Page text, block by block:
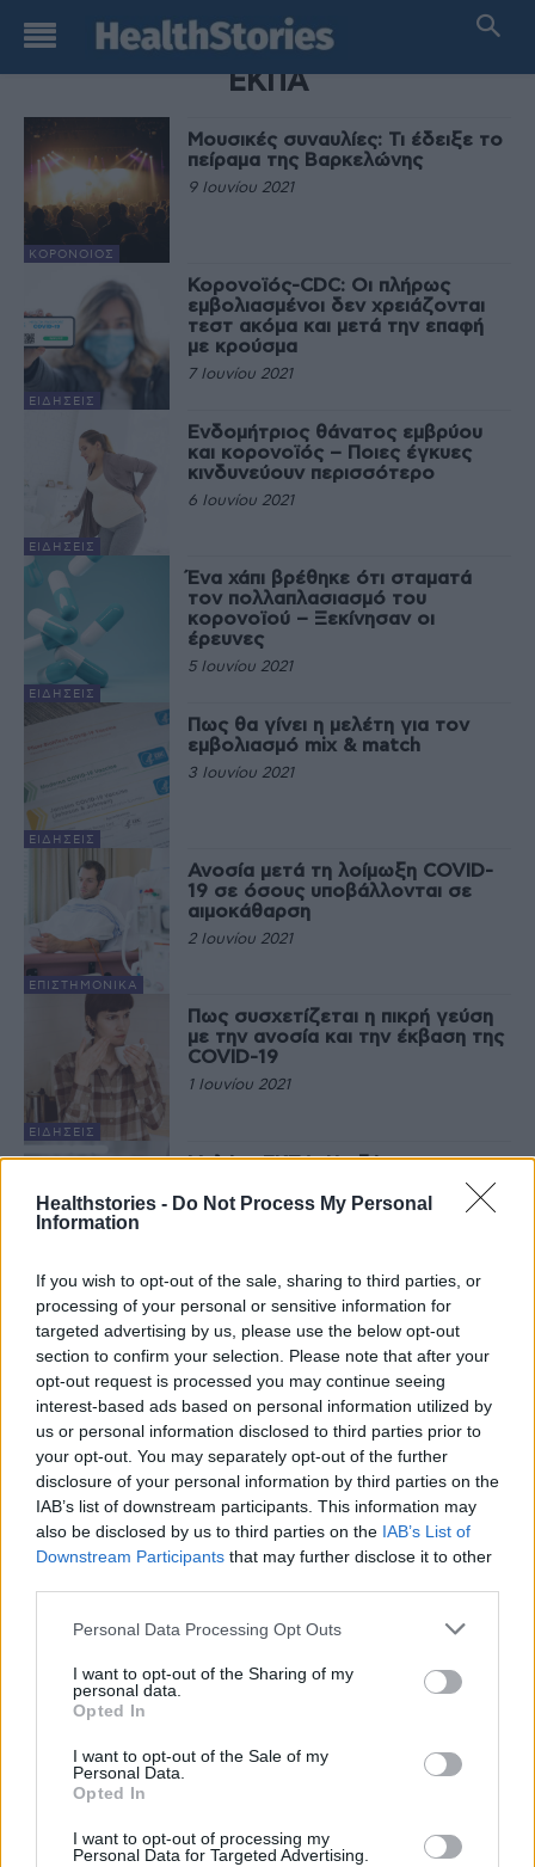
Healthstories - Do Not Process My Personal
Information
If you wish to opt-out of the sale, sharing to third parties, or
processing of your personal or sensitive information for
targeted advertising by us, please use the below opt-out
section to confirm your selection. Please note that after your
opt-out request is processed you may continue seeing
interest-based ads based on personal information utilized by
us or personal information disclosed to third parties prior to
your opt-out. You may separately opt-out of the further
disclosure of your personal information by third parties on the
IAB’s list of downstream participants. This information may
also be disclosed by us to third parties on the IAB’s List of
Downstream Participants that may further disclose it to other
Personal Data Processing Opt Outs
I want to opt-out of the Sharing of my
personal data.
Opted In
I want to opt-out of the Sale of my
Personal Data.
Opted In
I want to opt-out of processing my
Personal Data for Targeted Advertising.
TAG
ΕΚΠΑ
ΚΟΡΟΝΟΙΌΣ
Μουσικές συναυλίες: Τι έδειξε το
πείραμα της Βαρκελώνης
9 Ιουνίου 2021
ΕΙΔΉΣΕΙΣ
Κορονοϊός-CDC: Οι πλήρως
εμβολιασμένοι δεν χρειάζονται
τεστ ακόμα και μετά την επαφή
με κρούσμα
7 Ιουνίου 2021
ΕΙΔΉΣΕΙΣ
Ενδομήτριος θάνατος εμβρύου
και κορονοϊός – Ποιες έγκυες
κινδυνεύουν περισσότερο
6 Ιουνίου 2021
ΕΙΔΉΣΕΙΣ
Ένα χάπι βρέθηκε ότι σταματά
τον πολλαπλασιασμό του
κορονοϊού – Ξεκίνησαν οι
έρευνες
5 Ιουνίου 2021
ΕΙΔΉΣΕΙΣ
Πως θα γίνει η μελέτη για τον
εμβολιασμό mix & match
3 Ιουνίου 2021
EΠΙΣΤΗΜΟΝΙΚΆ
Ανοσία μετά τη λοίμωξη COVID-
19 σε όσους υποβάλλονται σε
αιμοκάθαρση
2 Ιουνίου 2021
ΕΙΔΉΣΕΙΣ
Πως συσχετίζεται η πικρή γεύση
με την ανοσία και την έκβαση της
COVID-19
1 Ιουνίου 2021
ΕΙΔΉΣΕΙΣ
Μελέτη ΕΚΠΑ: Η εξέταση των
αντισωμάτων προβλέπουν τον
βαθμό ανοσίας μετά την COVID-
Ο ρόλος της Μεσογειακής
διατροφής στη νόσο Covid-19
30 Μαΐου 2021
Νέες συστάσεις για τη χρήση
μάσκας στους πλήρως
εμβολιασμένους
30 Μαΐου 2021
27 28 29
9 πράγματα που δεν πρέπει να
λέτε σε έναν επισκέπτη
27 Φεβρουαρίου 2026